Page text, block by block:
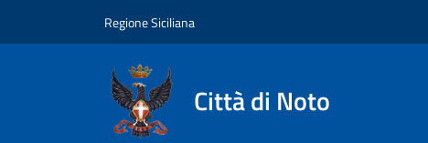
Regione Siciliana
Città di Noto